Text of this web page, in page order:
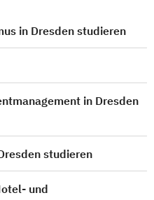
in Dresden studieren
in Dresden
studieren
und